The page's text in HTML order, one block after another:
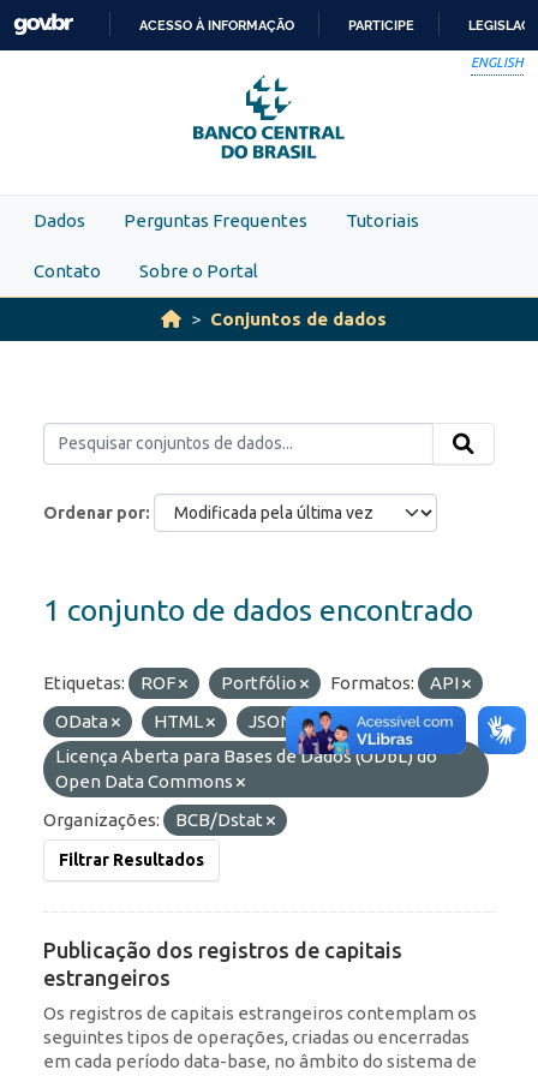
Skip to main content
PARA
O
CONTEÚDO
ACESSO À INFORMAÇÃO PARTICIPE
ENGLISH
Dados Perguntas Frequentes Tutoriais
Contato Sobre o Portal
Conjuntos de dados
Ordenar por
1 conjunto de dados encontrado
Etiquetas: ROF Portfólio Formatos:
API
OData
HTML JSON
Licenças:
Licença Aberta para Bases de Dados (ODbL) do
Open Data Commons
Organizações:
BCB/Dstat
Filtrar Resultados
Publicação dos registros de capitais
estrangeiros
Os registros de capitais estrangeiros contemplam os
seguintes tipos de operações, criadas ou encerradas
em cada período data-base, no âmbito do sistema de